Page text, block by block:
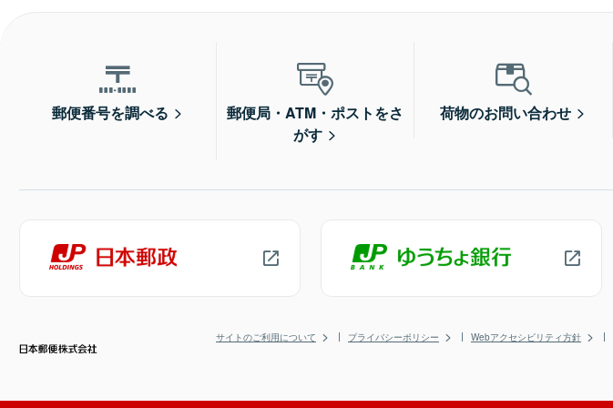
郵便番号を調べる
郵便局・ATM・ポストをさ
がす
荷物のお問い合わせ
サイトのご利用について プライバシーポリシー Webアクセシビリティ方針